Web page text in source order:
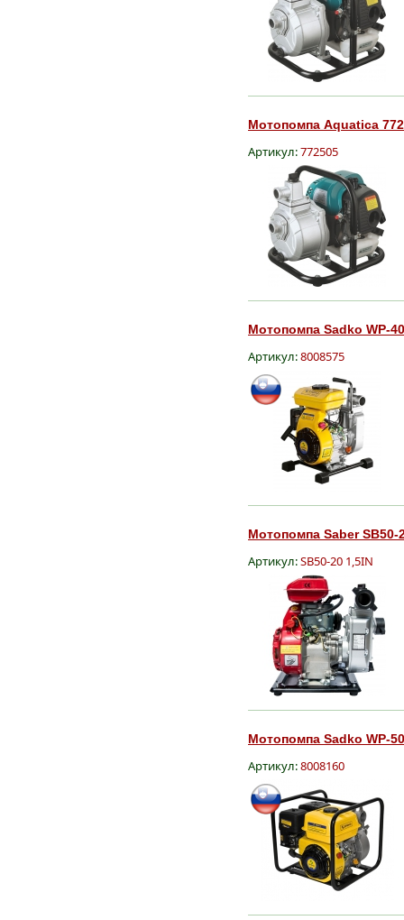
Мотопомпа Aquatica
Артикул:772505
Мотопомпа Sadko WP-
Артикул:8008575
Мотопомпа Saber SB50-
Артикул:SB50-20 1,5IN
Мотопомпа Sadko WP-
Артикул:8008160